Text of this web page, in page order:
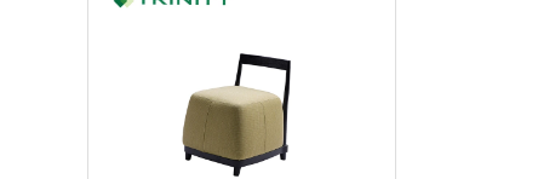
Leideanna maidir le troscán óstán
Príomhphointí nach mór duit fios a bheith
agat agus troscán saincheaptha á ordú
Rudaí tábhachtacha nach mór duit a mheas
agus troscán óstáin á roghnú agat
Conas tábla bia an óstáin a chothabháil